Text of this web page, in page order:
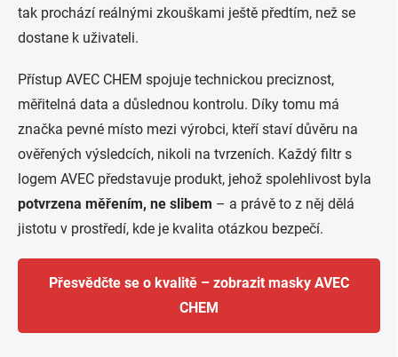
tak prochází reálnými zkouškami ještě předtím, než se
dostane k uživateli.
Přístup AVEC CHEM spojuje technickou preciznost,
měřitelná data a důslednou kontrolu. Díky tomu má
značka pevné místo mezi výrobci, kteří staví důvěru na
ověřených výsledcích, nikoli na tvrzeních. Každý filtr s
logem AVEC představuje produkt, jehož spolehlivost byla
potvrzena měřením, ne slibem – a právě to z něj dělá
jistotu v prostředí, kde je kvalita otázkou bezpečí.
Přesvědčte se o kvalitě – zobrazit masky AVEC
CHEM